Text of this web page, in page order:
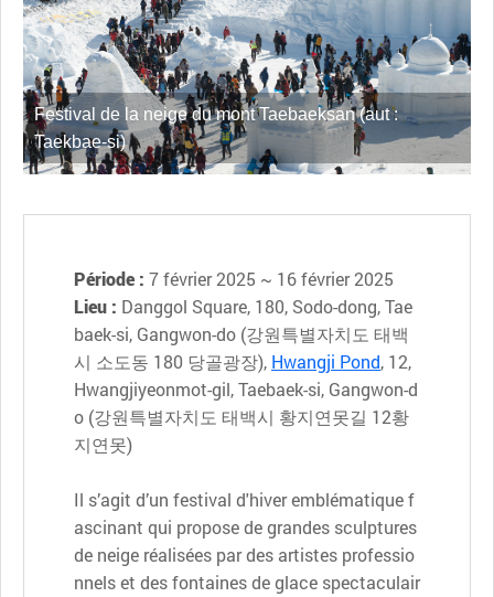
Festival de la neige du mont Taebaeksan (aut :
Taekbae-si)
Période : 7 février 2025 ~ 16 février 2025
Lieu : Danggol Square, 180, Sodo-dong, Tae
baek-si, Gangwon-do (강원특별자치도 태백
시 소도동 180 당골광장), Hwangji Pond, 12,
Hwangjiyeonmot-gil, Taebaek-si, Gangwon-d
o (강원특별자치도 태백시 황지연못길 12황
지연못)
Il s’agit d’un festival d'hiver emblématique f
ascinant qui propose de grandes sculptures
de neige réalisées par des artistes professio
nnels et des fontaines de glace spectaculair